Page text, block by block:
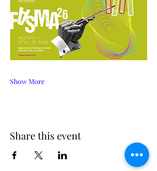
Show More
Share this event